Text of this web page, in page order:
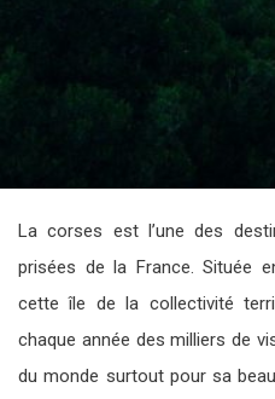
La corses est l’une des
prisées de la France. Située
cette île de la collectivité
chaque année des milliers de
du monde surtout pour sa